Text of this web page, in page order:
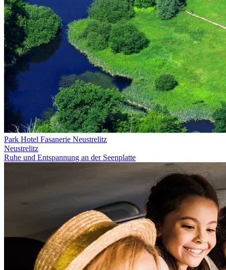
Park Hotel Fasanerie Neustrelitz
Neustrelitz
Ruhe und Entspannung an der Seenplatte